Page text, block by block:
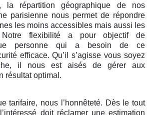
la répartition géographique de nos
parisienne nous permet de répondre
les moins accessibles mais aussi les
Notre flexibilité a pour objectif de
personne qui a besoin de ce
efficace. Qu’il s’agisse vous soyez
il nous est aisés de gérer aux
résultat optimal.
tarifaire, nous l’honnêteté. Dès le tout
doit réclamer une estimation